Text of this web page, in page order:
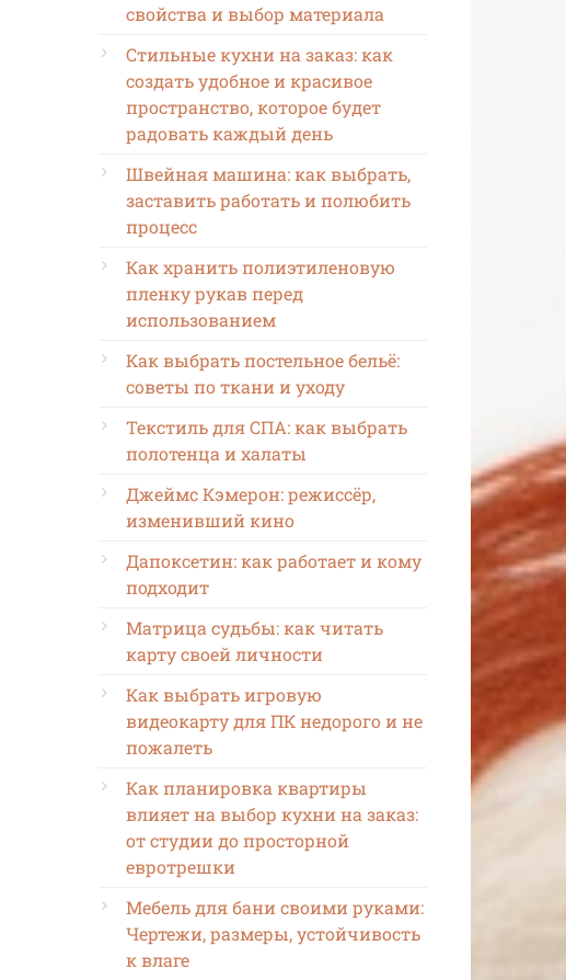
свойства и выбор материала
Стильные кухни на заказ: как
создать удобное и красивое
пространство, которое будет
радовать каждый день
Швейная машина: как выбрать,
заставить работать и полюбить
процесс
Как хранить полиэтиленовую
пленку рукав перед
использованием
Как выбрать постельное бельё:
советы по ткани и уходу
Текстиль для СПА: как выбрать
полотенца и халаты
Джеймс Кэмерон: режиссёр,
изменивший кино
Дапоксетин: как работает и кому
подходит
Матрица судьбы: как читать
карту своей личности
Как выбрать игровую
видеокарту для ПК недорого и не
пожалеть
Как планировка квартиры
влияет на выбор кухни на заказ:
от студии до просторной
евротрешки
Мебель для бани своими руками:
Чертежи, размеры, устойчивость
к влаге